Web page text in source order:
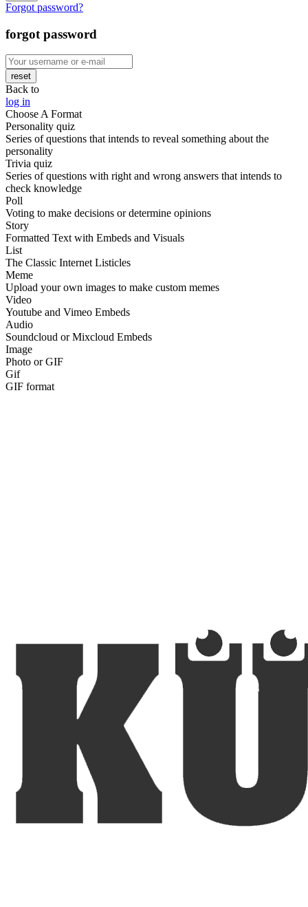
Forgot password?
forgot password
reset
Back to
log in
Choose A Format
Personality quiz
Series of questions that intends to reveal something about the
personality
Trivia quiz
Series of questions with right and wrong answers that intends to
check knowledge
Poll
Voting to make decisions or determine opinions
Story
Formatted Text with Embeds and Visuals
List
The Classic Internet Listicles
Meme
Upload your own images to make custom memes
Video
Youtube and Vimeo Embeds
Audio
Soundcloud or Mixcloud Embeds
Image
Photo or GIF
Gif
GIF format